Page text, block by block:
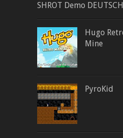
SHROT Demo
Hugo
Mine
PyroKid